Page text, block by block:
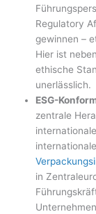
Regulatory
gewinnen –
Hier ist
ethische
unerlässlich.
ESG-
zentrale
internationale
in